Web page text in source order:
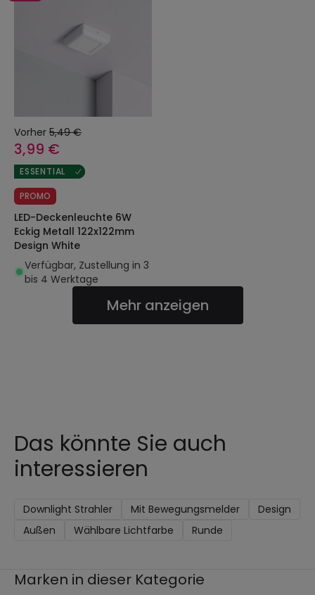
Vorher 5,49 €
3,99 €
ESSENTIAL
PROMO
LED-Deckenleuchte 6W
Eckig Metall 122x122mm
Design White
Verfügbar, Zustellung in 3
bis 4 Werktage
Mehr anzeigen
Das könnte Sie auch
interessieren
Downlight Strahler Mit Bewegungsmelder
Design
Außen
Wählbare Lichtfarbe Runde
Marken in dieser Kategorie